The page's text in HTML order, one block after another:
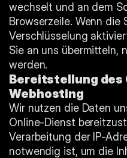
wechselt und an dem
Browserzeile. Wenn die
Verschlüsselung
Sie an uns übermitteln,
werden.
Bereitstellung des
Webhosting
Wir nutzen die Daten
Online-Dienst
Verarbeitung der IP-
notwendig ist, um die